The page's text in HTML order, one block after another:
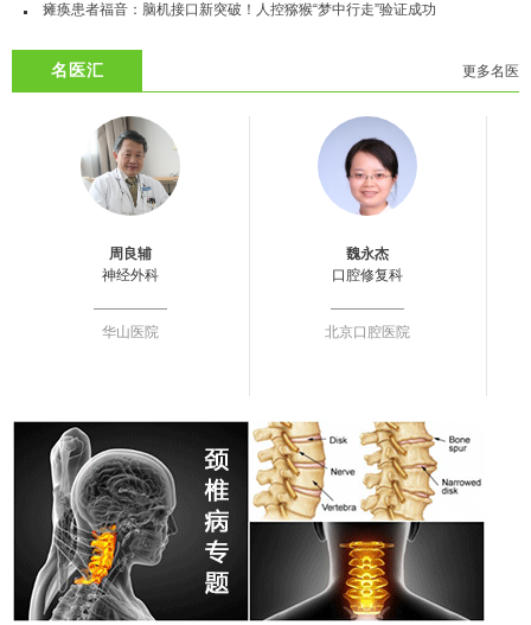
瘫痪患者福音：脑机接口新突破！人控猕猴“梦中行走”验证成功
名医汇 更多名医
周良辅
神经外科
华山医院
魏永杰
口腔修复科
北京口腔医院